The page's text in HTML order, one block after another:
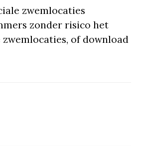
zwemlocaties
zonder risico het
of download